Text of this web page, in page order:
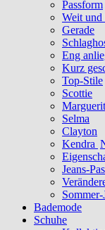
Passform
Weit
Gerade
Eng
Kurz
Top-Stile
Scottie
Selma
Clayton
Kendra
Jeans-
Sommer-
Bademode
Schuhe